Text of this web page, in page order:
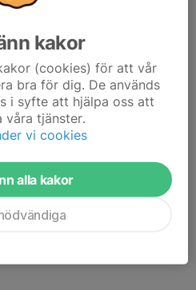
Othilia från Mjölby BS, besegrad
in på en 7:de plats.
sig vidare med 6-4, 6-2 in i
medalj, Boxholms första
för hårt och Ronja vann
tjejer som visade att
kakor
(cookies) för att vår
bra för dig. De används
i syfte att hjälpa oss att
våra tjänster.
vi cookies
alla kakor